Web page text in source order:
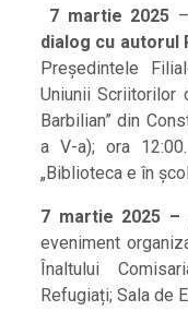
7 martie 2025 –
dialog cu autorul
Președintele
Uniunii Scriitorilor
Barbilian” din
a V-a); ora
„Biblioteca e în
7 martie 2025 –
eveniment
Înaltului
Refugiați; Sala de